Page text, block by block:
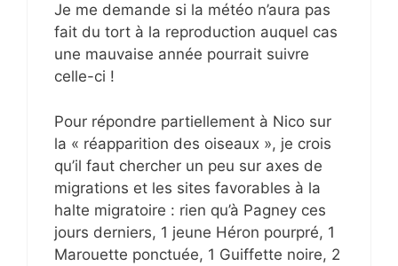
Je me demande si la météo n’aura pas
fait du tort à la reproduction auquel cas
une mauvaise année pourrait suivre
celle-ci !
Pour répondre partiellement à Nico sur
la « réapparition des oiseaux », je crois
qu’il faut chercher un peu sur axes de
migrations et les sites favorables à la
halte migratoire : rien qu’à Pagney ces
jours derniers, 1 jeune Héron pourpré, 1
Marouette ponctuée, 1 Guiffette noire, 2